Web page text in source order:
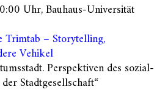
Uhr, Bauhaus-Universität
Trimtab – Storytelling,
Vehikel
Perspektiven des sozial-
Stadtgesellschaft“